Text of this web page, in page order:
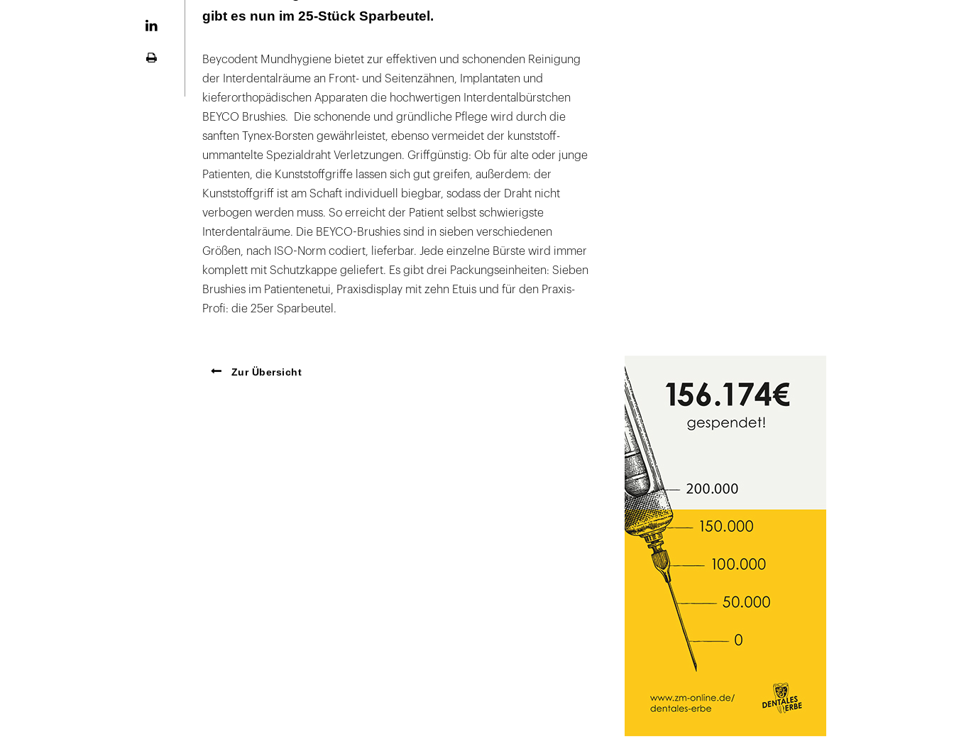
gibt es nun im 25-Stück Sparbeutel.
Beycodent Mundhygiene bietet zur effektiven und schonenden Reinigung
der Interdentalräume an Front- und Seitenzähnen, Implantaten und
kieferorthopädischen Apparaten die hochwertigen Interdentalbürstchen
BEYCO Brushies. Die schonende und gründliche Pflege wird durch die
sanften Tynex-Borsten gewährleistet, ebenso vermeidet der kunststoff-
ummantelte Spezialdraht Verletzungen. Griffgünstig: Ob für alte oder junge
Patienten, die Kunststoffgriffe lassen sich gut greifen, außerdem: der
Kunststoffgriff ist am Schaft individuell biegbar, sodass der Draht nicht
verbogen werden muss. So erreicht der Patient selbst schwierigste
Interdentalräume. Die BEYCO-Brushies sind in sieben verschiedenen
Größen, nach ISO-Norm codiert, lieferbar. Jede einzelne Bürste wird immer
komplett mit Schutzkappe geliefert. Es gibt drei Packungseinheiten: Sieben
Brushies im Patientenetui, Praxisdisplay mit zehn Etuis und für den Praxis-
Profi: die 25er Sparbeutel.
Zur Übersicht